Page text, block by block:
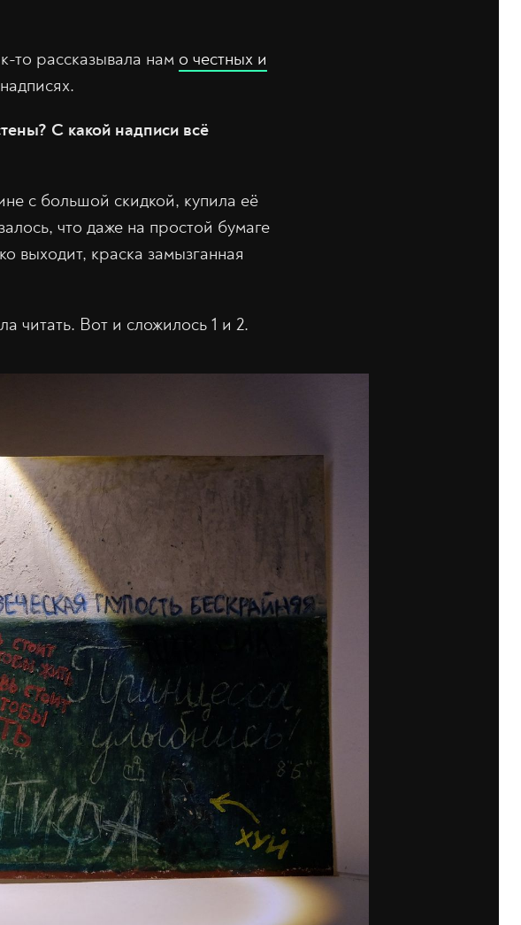
то рассказывала нам о честных и
С какой надписи всё
с большой скидкой, купила её
что даже на простой бумаге
выходит, краска замызганная
читать. Вот и сложилось 1 и 2.